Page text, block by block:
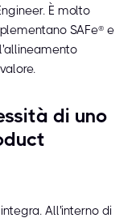
È molto
SAFe® e
di uno
All'interno di